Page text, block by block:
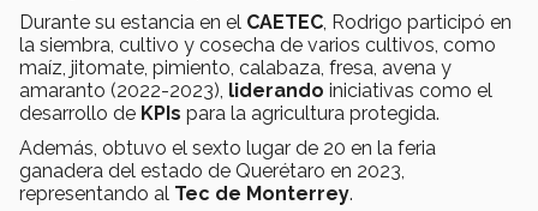
Durante su estancia en el CAETEC , Rodrigo participó en
la siembra, cultivo y cosecha de varios cultivos, como
maíz, jitomate, pimiento, calabaza, fresa, avena y
amaranto (2022-2023), liderando iniciativas como el
desarrollo de KPIs para la agricultura protegida.
Además, obtuvo el sexto lugar de 20 en la feria
ganadera del estado de Querétaro en 2023,
representando al Tec de Monterrey.